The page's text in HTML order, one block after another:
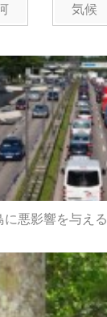
気候
悪影響を与える